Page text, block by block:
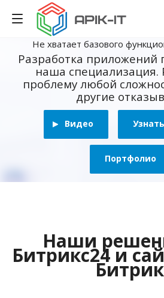
Не хватает базового
Разработка приложений
наша
проблему любой
другие
Видео
Портфолио
Наши
Битрикс24 и